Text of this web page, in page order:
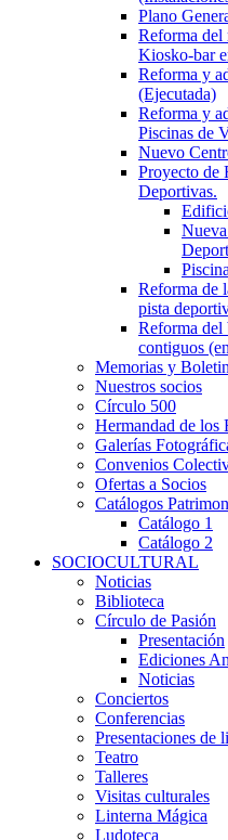
Plano
Reforma del
Kiosko-bar
Reforma y
(Ejecutada)
Reforma y
Piscinas de
Nuevo
Proyecto de
Deportivas.
Reforma de
pista
Reforma del
contiguos
Memorias y
Nuestros socios
Círculo 500
Hermandad de los
Galerías
Convenios
Ofertas a Socios
Catálogos
Catálogo 1
Catálogo 2
SOCIOCULTURAL
Noticias
Biblioteca
Círculo de Pasión
Presentación
Ediciones
Noticias
Conciertos
Conferencias
Presentaciones de
Teatro
Talleres
Visitas culturales
Linterna Mágica
Ludoteca